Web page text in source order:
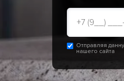
Отправляя
нашего сайта